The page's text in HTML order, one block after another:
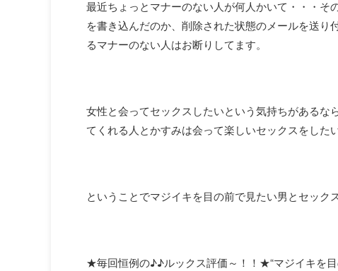
最近ちょっとマナーのない人が何人かいて・・・
を書き込んだのか、削除された状態のメールを送
るマナーのない人はお断りしてます。
女性と会ってセックスしたいという気持ちがあるな
てくれる人とかすみは会って楽しいセックスをした
ということでマジイキを目の前で見たい男とセック
★毎回恒例の♪♪ルックス評価～！！★“マジイキを